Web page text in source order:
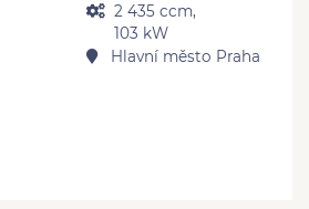
2 435 ccm,
103 kW
Hlavní město Praha